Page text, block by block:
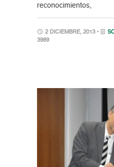
reconocimientos,
2 DICIEMBRE, 2013 •
3989